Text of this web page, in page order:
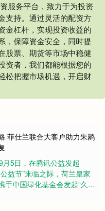
服务平台，致力于为投资
支持。通过灵活的配资方
金杠杆，实现投资收益的
，保障资金安全，同时提
股票、期货等市场中稳健
资者，我们都能根据您的
松把握市场机遇，开启财
菲仕兰联合大客户助力朱鹮
月5日，在腾讯公益发起
益节”来临之际，荷兰皇家
手中国绿化基金会发起“久久